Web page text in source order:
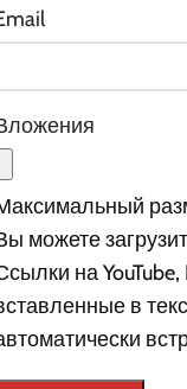
можете
на
в